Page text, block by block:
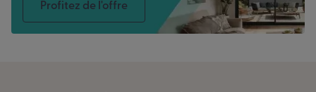
Profitez de l'offre